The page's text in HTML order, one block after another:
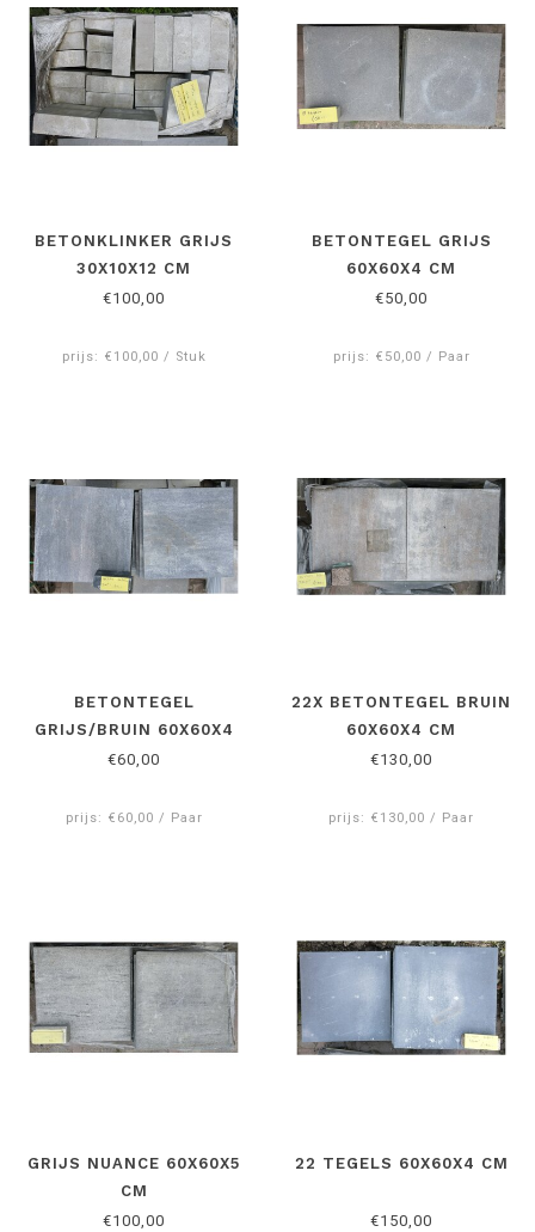
BETONKLINKER GRIJS
30X10X12 CM
€100,00
prijs: €100,00 / Stuk
BETONTEGEL GRIJS
60X60X4 CM
€50,00
prijs: €50,00 / Paar
BETONTEGEL
GRIJS/BRUIN 60X60X4
CM
€60,00
prijs: €60,00 / Paar
22X BETONTEGEL BRUIN
60X60X4 CM
€130,00
prijs: €130,00 / Paar
GRIJS NUANCE 60X60X5
CM
€100,00
22 TEGELS 60X60X4 CM
€150,00